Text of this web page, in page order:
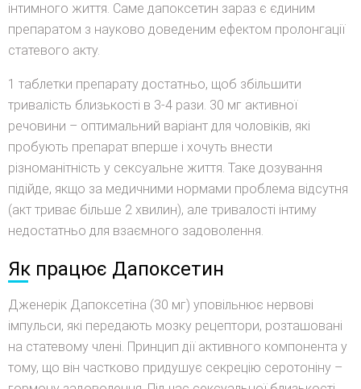
інтимного життя. Саме дапоксетин зараз є єдиним
препаратом з науково доведеним ефектом пролонгації
статевого акту.
1 таблетки препарату достатньо, щоб збільшити
тривалість близькості в 3-4 рази. 30 мг активної
речовини – оптимальний варіант для чоловіків, які
пробують препарат вперше і хочуть внести
різноманітність у сексуальне життя. Таке дозування
підійде, якщо за медичними нормами проблема відсутня
(акт триває більше 2 хвилин), але тривалості інтиму
недостатньо для взаємного задоволення.
Як працює Дапоксетин
Дженерік Дапоксетіна (30 мг) уповільнює нервові
імпульси, які передають мозку рецептори, розташовані
на статевому члені. Принцип дії активного компонента у
тому, що він частково придушує секрецію серотоніну –